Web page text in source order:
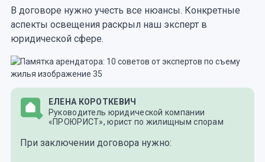
В договоре нужно учесть все нюансы. Конкретные
аспекты освещения раскрыл наш эксперт в
юридической сфере.
ЕЛЕНА КОРОТКЕВИЧ
Руководитель юридической компании
«ПРОЮРИСТ», юрист по жилищным спорам
При заключении договора нужно: